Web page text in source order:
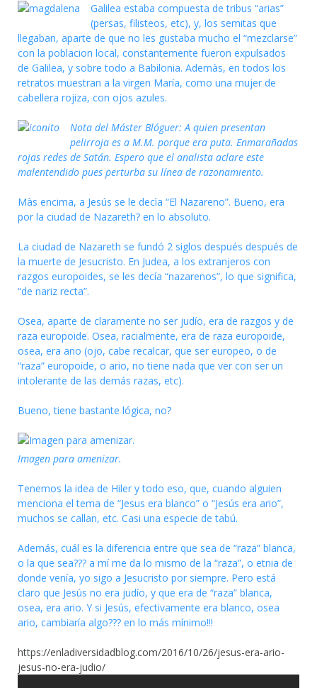
Galilea estaba compuesta de tribus “arias”
(persas, filisteos, etc), y, los semitas que
llegaban, aparte de que no les gustaba mucho el “mezclarse”
con la poblacion local, constantemente fueron expulsados
de Galilea, y sobre todo a Babilonia. Ademàs, en todos los
retratos muestran a la virgen María, como una mujer de
cabellera rojiza, con ojos azules.
Nota del Máster Blóguer: A quien presentan
pelirroja es a M.M. porque era puta. Enmarañadas
rojas redes de Satán. Espero que el analista aclare este
malentendido pues perturba su línea de razonamiento.
Màs encima, a Jesús se le decìa “El Nazareno”. Bueno, era
por la ciudad de Nazareth? en lo absoluto.
La ciudad de Nazareth se fundó 2 siglos después después de
la muerte de Jesucristo. En Judea, a los extranjeros con
razgos europoides, se les decía “nazarenos”, lo que significa,
“de nariz recta”.
Osea, aparte de claramente no ser judío, era de razgos y de
raza europoide. Osea, racialmente, era de raza europoide,
osea, era ario (ojo, cabe recalcar, que ser europeo, o de
“raza” europoide, o ario, no tiene nada que ver con ser un
intolerante de las demás razas, etc).
Bueno, tiene bastante lógica, no?
Imagen para amenizar.
Tenemos la idea de Hiler y todo eso, que, cuando alguien
menciona el tema de “Jesus era blanco” o “Jesús era ario”,
muchos se callan, etc. Casi una especie de tabú.
Además, cuál es la diferencia entre que sea de “raza” blanca,
o la que sea??? a mí me da lo mismo de la “raza”, o etnia de
donde venía, yo sigo a Jesucristo por siempre. Pero está
claro que Jesús no era judío, y que era de “raza” blanca,
osea, era ario. Y si Jesús, efectivamente era blanco, osea
ario, cambiaría algo??? en lo más mínimo!!!
https://enladiversidadblog.com/2016/10/26/jesus-era-ario-
jesus-no-era-judio/